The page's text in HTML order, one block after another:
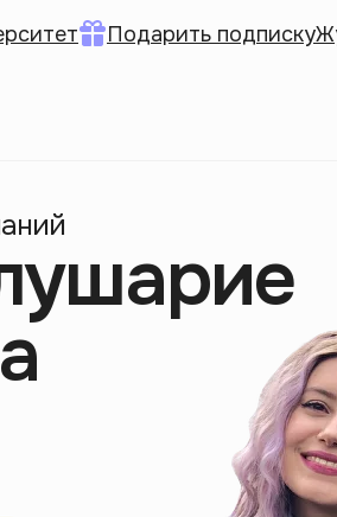
Подарить подписку